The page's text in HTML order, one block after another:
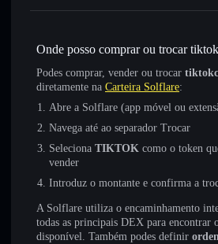
Onde posso comprar ou trocar
Podes comprar, vender ou trocar
diretamente na Carteira Solflare:
Abre a Solflare (app móvel ou
Navega até ao separador Trocar
Seleciona TIKTOK como o token
vender
Introduz o montante e confirma a
A Solflare utiliza o encaminhamento
todas as principais DEX para encontrar
disponível. Também podes definir